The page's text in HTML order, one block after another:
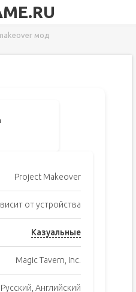
мод
Project Makeover
от устройства
Казуальные
Magic Tavern, Inc.
Русский, Английский